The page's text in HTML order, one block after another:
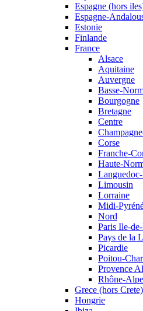
Espagne (hors
Espagne-
Estonie
Finlande
France
Alsace
Aquitaine
Auvergne
Basse-
Bourgogne
Bretagne
Centre
Corse
Franche-
Haute-
Limousin
Lorraine
Midi-
Nord
Paris Ile-
Pays de la
Picardie
Poitou-
Provence
Rhône-
Grece (hors Crete)
Hongrie